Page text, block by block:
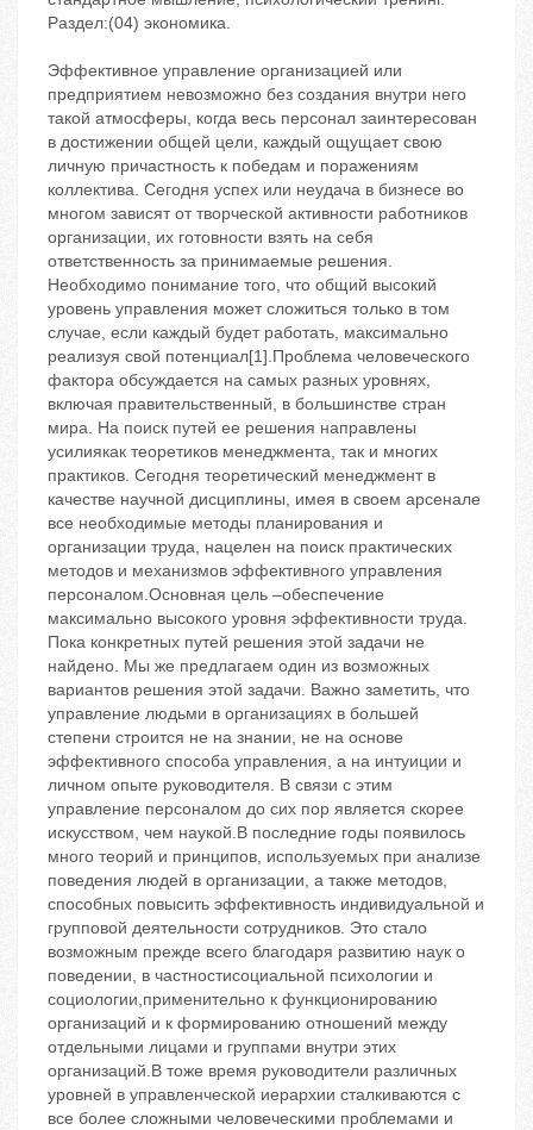
Раздел:(04) экономика.
Эффективное управление организацией или
предприятием невозможно без создания внутри него
такой атмосферы, когда весь персонал заинтересован
в достижении общей цели, каждый ощущает свою
личную причастность к победам и поражениям
коллектива. Сегодня успех или неудача в бизнесе во
многом зависят от творческой активности работников
организации, их готовности взять на себя
ответственность за принимаемые решения.
Необходимо понимание того, что общий высокий
уровень управления может сложиться только в том
случае, если каждый будет работать, максимально
реализуя свой потенциал[1].Проблема человеческого
фактора обсуждается на самых разных уровнях,
включая правительственный, в большинстве стран
мира. На поиск путей ее решения направлены
усилиякак теоретиков менеджмента, так и многих
практиков. Сегодня теоретический менеджмент в
качестве научной дисциплины, имея в своем арсенале
все необходимые методы планирования и
организации труда, нацелен на поиск практических
методов и механизмов эффективного управления
персоналом.Основная цель –обеспечение
максимально высокого уровня эффективности труда.
Пока конкретных путей решения этой задачи не
найдено. Мы же предлагаем один из возможных
вариантов решения этой задачи. Важно заметить, что
управление людьми в организациях в большей
степени строится не на знании, не на основе
эффективного способа управления, а на интуиции и
личном опыте руководителя. В связи с этим
управление персоналом до сих пор является скорее
искусством, чем наукой.В последние годы появилось
много теорий и принципов, используемых при анализе
поведения людей в организации, а также методов,
способных повысить эффективность индивидуальной и
групповой деятельности сотрудников. Это стало
возможным прежде всего благодаря развитию наук о
поведении, в частностисоциальной психологии и
социологии,применительно к функционированию
организаций и к формированию отношений между
отдельными лицами и группами внутри этих
организаций.В тоже время руководители различных
уровней в управленческой иерархии сталкиваются с
все более сложными человеческими проблемами и